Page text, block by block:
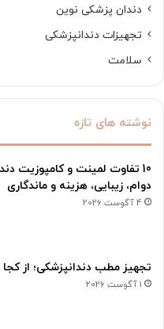
دندان پزشکی نوین
تجهیزات دندانپزشکی
سلامت
نوشته های تازه
10 تفاوت لمینت و کامپوزیت
دوام، زیبایی، هزینه و ماندگاری
4 آگوست 2026
تجهیز مطب دندانپزشکی؛ از
1 آگوست 2026